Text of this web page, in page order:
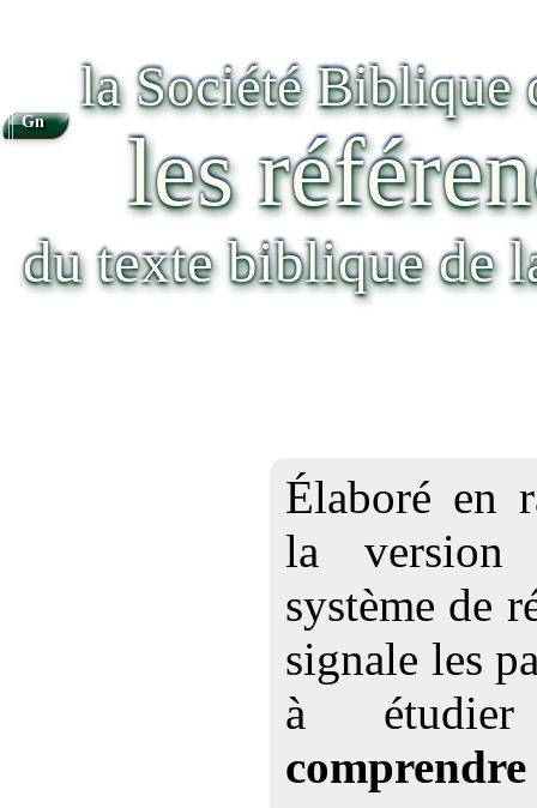
la Société Biblique
les
du texte biblique de
Élaboré en
la version
système de
signale les
à
comprendre
Gn